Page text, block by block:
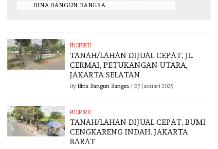
BINA BANGUN BANGSA
PROPERTI
TANAH/LAHAN DIJUAL CEPAT, JL.
CERMAI, PETUKANGAN UTARA,
JAKARTA SELATAN
By Bina Bangun Bangsa/ 27 Januari 2025
PROPERTI
TANAH/LAHAN DIJUAL CEPAT, BUMI
CENGKARENG INDAH, JAKARTA
BARAT